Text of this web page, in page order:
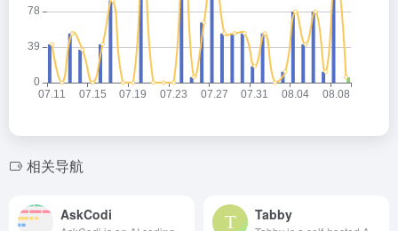
相关导航
AskCodi Tabby